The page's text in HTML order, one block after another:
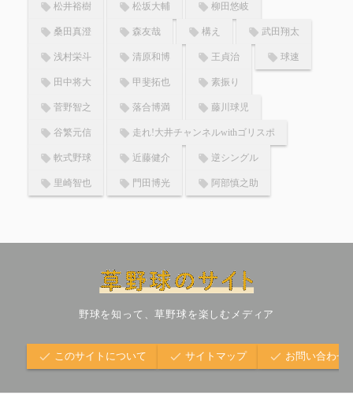
松井裕樹 松坂大輔 柳田悠岐
桑田真澄 森友哉 構え 武田翔太
浅村栄斗 清原和博 王貞治 球速
田中将大 甲斐拓也 素振り
菅野智之 落合博満 藤川球児
谷繁元信 走れ!大井チャンネルwithゴリスポ
軟式野球 近藤健介 逆シングル
里崎智也 門田博光 阿部慎之助
野球を知って、草野球を楽しむメディア
このサイトについて サイトマップ お問い合わせ